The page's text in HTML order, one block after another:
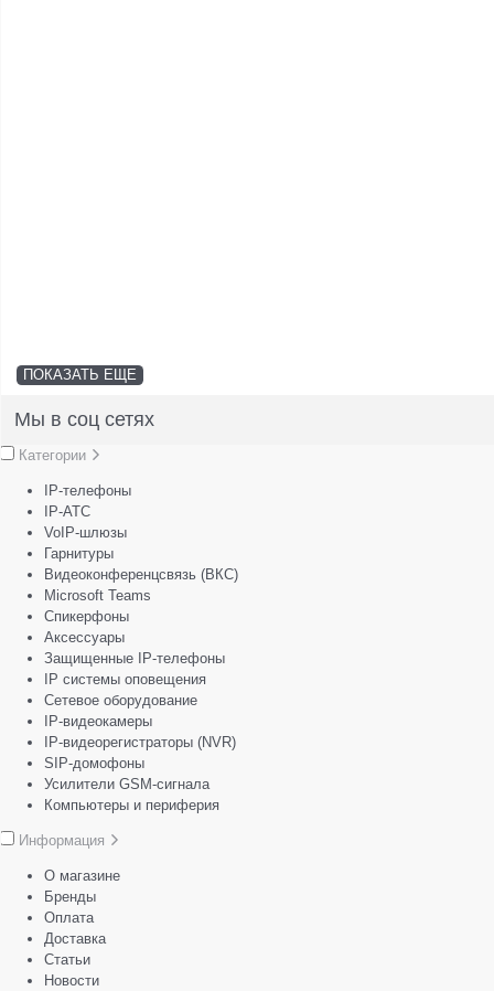
ПОКАЗАТЬ ЕЩЕ
Мы в соц сетях
Категории
IP-телефоны
IP-АТС
VoIP-шлюзы
Гарнитуры
Видеоконференцсвязь (ВКС)
Microsoft Teams
Спикерфоны
Аксессуары
Защищенные IP-телефоны
IP системы оповещения
Сетевое оборудование
IP-видеокамеры
IP-видеорегистраторы (NVR)
SIP-домофоны
Усилители GSM-сигнала
Компьютеры и периферия
Информация
О магазине
Бренды
Оплата
Доставка
Статьи
Новости